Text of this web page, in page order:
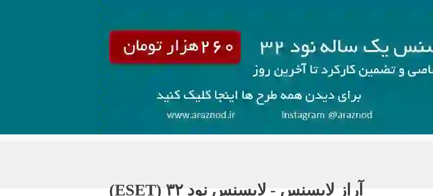
آراز لایسنس - لایسنس نود ٣٢ (ESET)